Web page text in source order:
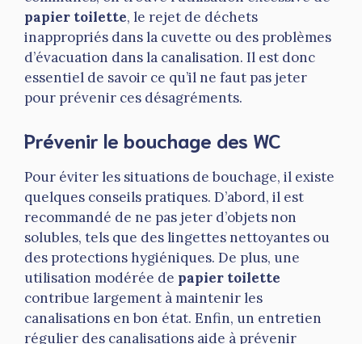
papier toilette, le rejet de déchets
inappropriés dans la cuvette ou des problèmes
d’évacuation dans la canalisation. Il est donc
essentiel de savoir ce qu’il ne faut pas jeter
pour prévenir ces désagréments.
Prévenir le bouchage des WC
Pour éviter les situations de bouchage, il existe
quelques conseils pratiques. D’abord, il est
recommandé de ne pas jeter d’objets non
solubles, tels que des lingettes nettoyantes ou
des protections hygiéniques. De plus, une
utilisation modérée de papier toilette
contribue largement à maintenir les
canalisations en bon état. Enfin, un entretien
régulier des canalisations aide à prévenir